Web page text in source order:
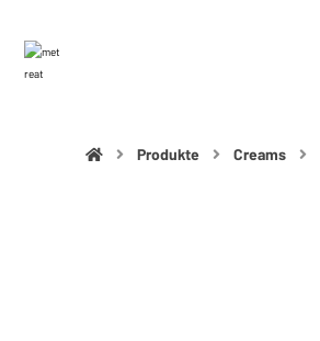
Produkte Creams